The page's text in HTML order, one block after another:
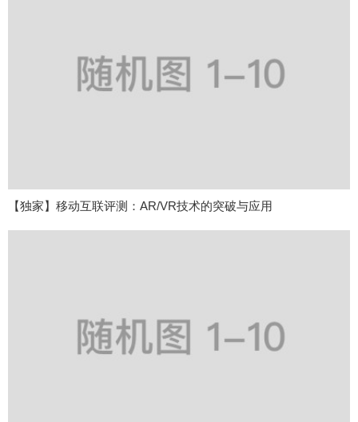
【独家】移动互联评测：AR/VR技术的突破与应用